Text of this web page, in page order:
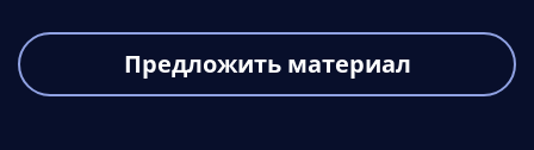
Предложить материал